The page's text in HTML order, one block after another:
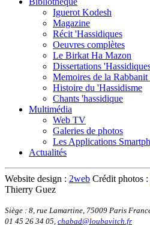
Iguerot Kodesh
Magazine
Récit 'Hassidiques
Oeuvres complètes
Le Birkat Ha Mazon
Dissertations
Memoires de la Rabbanit
Histoire du 'Hassidisme
Chants 'hassidique
Multimédia
Web TV
Galeries de photos
Les Applications
Actualités
Website design : 2web Crédit photos :
Thierry Guez
Siège : 8, rue Lamartine, 75009 Paris
01 45 26 34 05, chabad@loubavitch.fr